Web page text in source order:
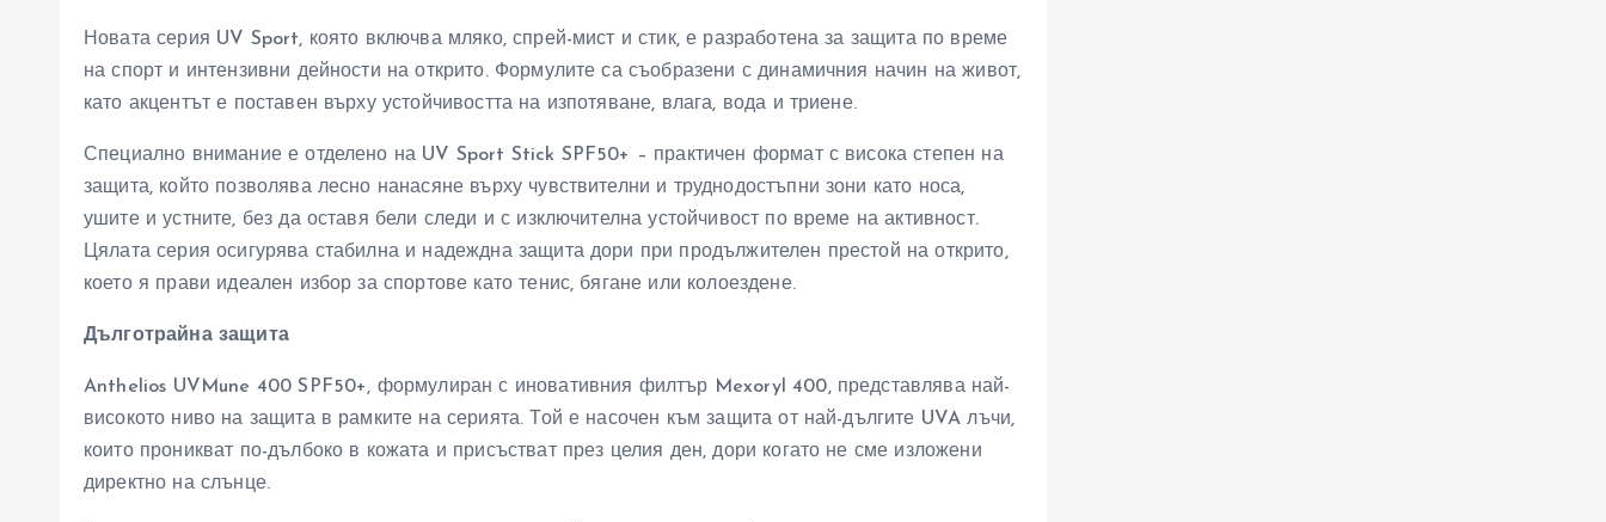
Новата серия UV Sport, която включва мляко, спрей-мист и стик, е разработена за защита по време
на спорт и интензивни дейности на открито. Формулите са съобразени с динамичния начин на живот,
като акцентът е поставен върху устойчивостта на изпотяване, влага, вода и триене.
Специално внимание е отделено на UV Sport Stick SPF50+ – практичен формат с висока степен на
защита, който позволява лесно нанасяне върху чувствителни и труднодостъпни зони като носа,
ушите и устните, без да оставя бели следи и с изключителна устойчивост по време на активност.
Цялата серия осигурява стабилна и надеждна защита дори при продължителен престой на открито,
което я прави идеален избор за спортове като тенис, бягане или колоездене.
Дълготрайна защита
Anthelios UVMune 400 SPF50+, формулиран с иновативния филтър Mexoryl 400, представлява най-
високото ниво на защита в рамките на серията. Той е насочен към защита от най-дългите UVA лъчи,
които проникват по-дълбоко в кожата и присъстват през целия ден, дори когато не сме изложени
директно на слънце.